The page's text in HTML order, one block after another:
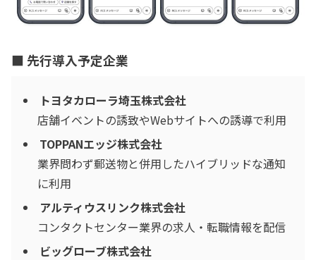
■ 先行導入予定企業
トヨタカローラ埼玉株式会社
店舗イベントの誘致やWebサイトへの誘導で利用
TOPPANエッジ株式会社
業界問わず郵送物と併用したハイブリッドな通知
に利用
アルティウスリンク株式会社
コンタクトセンター業界の求人・転職情報を配信
ビッグローブ株式会社